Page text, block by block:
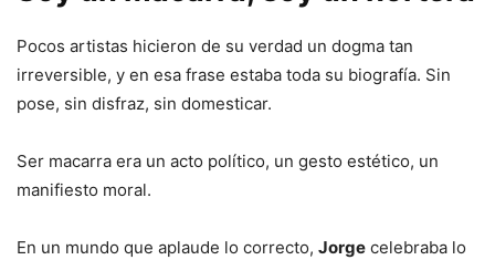
Pocos artistas hicieron de su verdad un dogma tan
irreversible, y en esa frase estaba toda su biografía. Sin
pose, sin disfraz, sin domesticar.
Ser macarra era un acto político, un gesto estético, un
manifiesto moral.
En un mundo que aplaude lo correcto, Jorge celebraba lo